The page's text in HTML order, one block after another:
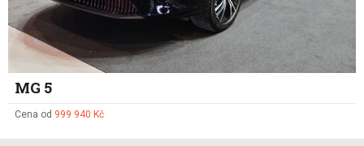
MG 5
Cena od 999 940 Kč